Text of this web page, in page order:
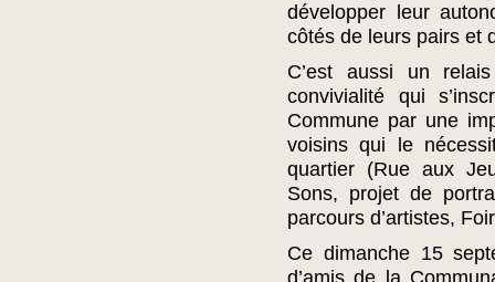
développer leur
côtés de leurs pairs et
C’est aussi un
convivialité qui
Commune par une
voisins qui le
quartier (Rue aux
Sons, projet de
parcours d’artistes,
Ce dimanche 15
d’amis de la